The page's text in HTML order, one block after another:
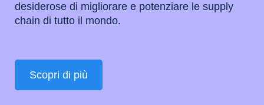
desiderose di migliorare e potenziare le supply
chain di tutto il mondo.
Scopri di più